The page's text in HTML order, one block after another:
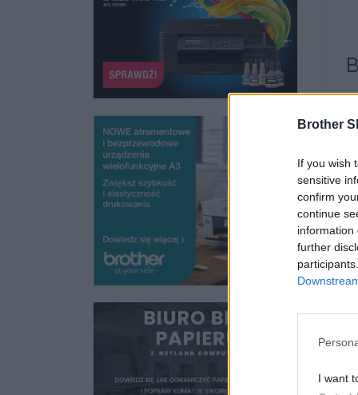
Brother
If you wish
sensitive
confirm
continue
information
further
I want
a